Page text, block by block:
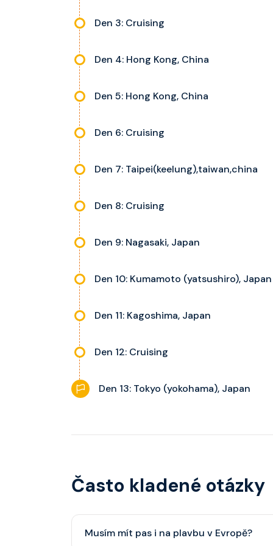
Den 3: Cruising
Den 4: Hong Kong, China
Den 5: Hong Kong, China
Den 6: Cruising
Den 7: Taipei(keelung),taiwan,china
Den 8: Cruising
Den 9: Nagasaki, Japan
Den 10: Kumamoto (yatsushiro), Japan
Den 11: Kagoshima, Japan
Den 12: Cruising
Den 13: Tokyo (yokohama), Japan
Často kladené otázky
Musím mít pas i na plavbu v Evropě?